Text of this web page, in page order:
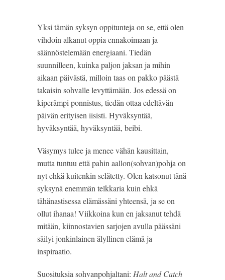
Yksi tämän syksyn oppitunteja on se, että olen
vihdoin alkanut oppia ennakoimaan ja
säännöstelemään energiaani. Tiedän
suunnilleen, kuinka paljon jaksan ja mihin
aikaan päivästä, milloin taas on pakko päästä
takaisin sohvalle levyttämään. Jos edessä on
kiperämpi ponnistus, tiedän ottaa edeltävän
päivän erityisen iisisti. Hyväksyntää,
hyväksyntää, hyväksyntää, beibi.
Väsymys tulee ja menee vähän kausittain,
mutta tuntuu että pahin aallon(sohvan)pohja on
nyt ehkä kuitenkin selätetty. Olen katsonut tänä
syksynä enemmän telkkaria kuin ehkä
tähänastisessa elämässäni yhteensä, ja se on
ollut ihanaa! Viikkoina kun en jaksanut tehdä
mitään, kiinnostavien sarjojen avulla päässäni
säilyi jonkinlainen älyllinen elämä ja
inspiraatio.
Suosituksia sohvanpohjaltani: Halt and Catch